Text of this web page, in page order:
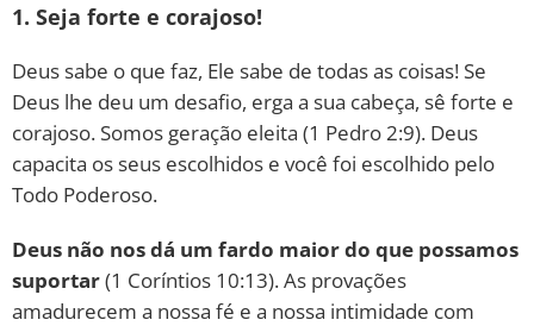
1. Seja forte e corajoso!
Deus sabe o que faz, Ele sabe de todas as coisas! Se
Deus lhe deu um desafio, erga a sua cabeça, sê forte e
corajoso. Somos geração eleita (1 Pedro 2:9). Deus
capacita os seus escolhidos e você foi escolhido pelo
Todo Poderoso.
Deus não nos dá um fardo maior do que possamos
suportar(1 Coríntios 10:13). As provações
amadurecem a nossa fé e a nossa intimidade com